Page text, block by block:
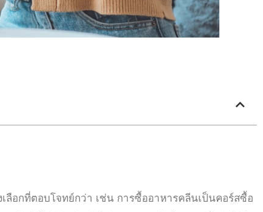
ลือกที่ตอบโจทย์กว่า เช่น การซื้ออาหารคลีนเป็นคอร์สซื้อ